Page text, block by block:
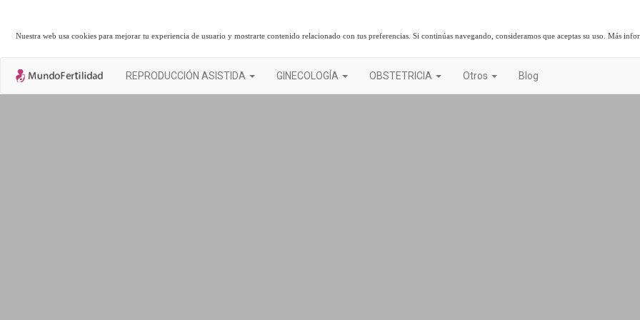
Nuestra web usa cookies para mejorar tu experiencia de usuario y mostrarte contenido relacionado con tus preferencias. Si continúas navegando, consideramos que aceptas su uso.Más
REPRODUCCIÓN ASISTIDA GINECOLOGÍA OBSTETRICIA Otros Blog